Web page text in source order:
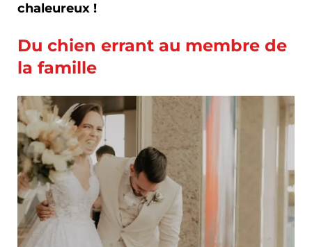
chaleureux !
Du chien errant au membre de
la famille